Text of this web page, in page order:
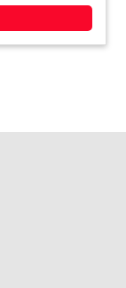
・・・・